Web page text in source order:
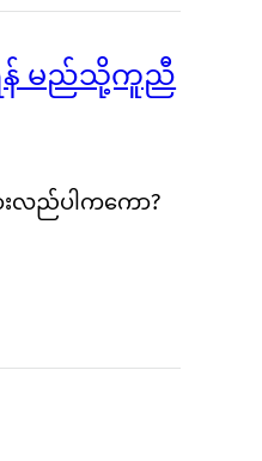
ရန် မည်သို့ကူညီ
လည်ပါကကော?